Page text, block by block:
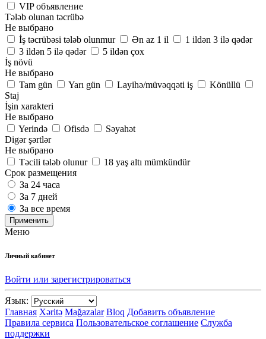
VIP объявление
Tələb olunan təcrübə
Не выбрано
İş təcrübəsi tələb olunmur
Ən az 1 il
1 ildən 3 ilə qədər
3 ildən 5 ilə qədər
5 ildən çox
İş növü
Не выбрано
Tam gün
Yarı gün Layihə/müvəqqəti iş
Könüllü
Staj
İşin xarakteri
Не выбрано
Yerində
Ofisdə
Səyahət
Digər şərtlər
Не выбрано
Təcili tələb olunur
18 yaş altı mümkündür
Срок размещения
За 24 часа
За 7 дней
За все время
Применить
Меню
Личный кабинет
Войти или зарегистрироваться
Язык:
Главная Xəritə Mağazalar Bloq Добавить объявление
Правила сервиса Пользовательское соглашение Служба
поддержки